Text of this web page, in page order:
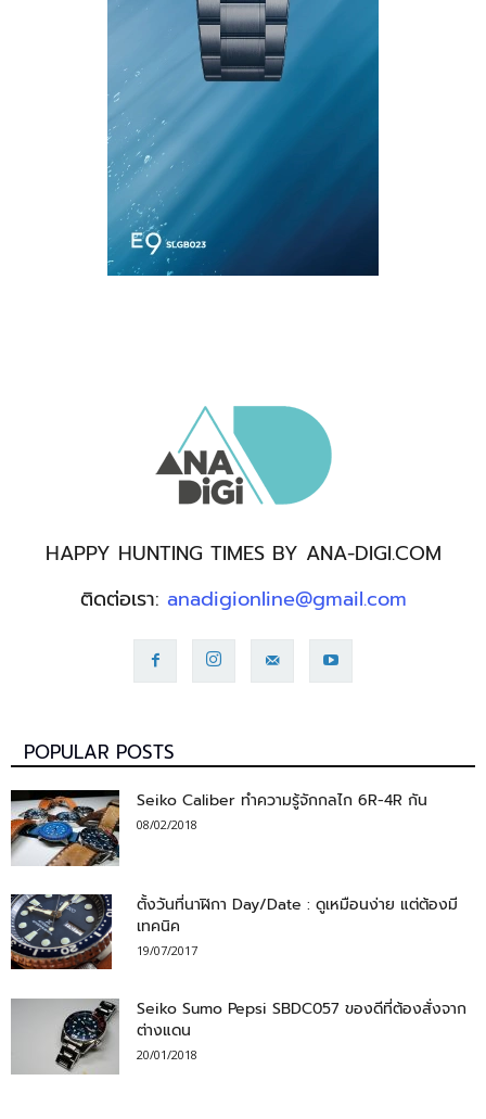
HAPPY HUNTING TIMES BY ANA-DIGI.COM
ติดต่อเรา: anadigionline@gmail.com
POPULAR POSTS
Seiko Caliber ทำความรู้จักกลไก 6R-4R กัน
08/02/2018
ตั้งวันที่นาฬิกา Day/Date : ดูเหมือนง่าย แต่ต้องมี
เทคนิค
19/07/2017
Seiko Sumo Pepsi SBDC057 ของดีที่ต้องสั่งจาก
ต่างแดน
20/01/2018